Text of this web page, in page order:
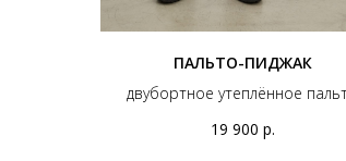
ПАЛЬТО-ПИДЖАК
двубортное утеплённое
19 900 р.